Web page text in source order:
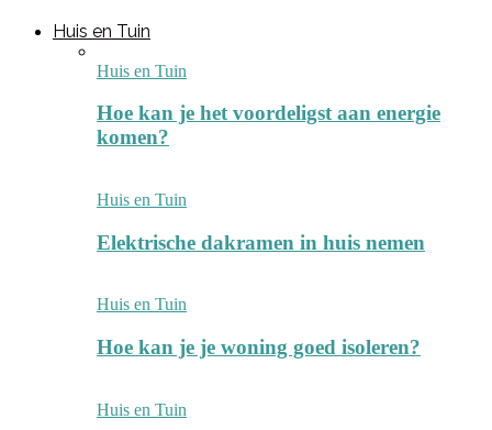
Huis en Tuin
Huis en Tuin
Hoe kan je het voordeligst aan energie
komen?
Huis en Tuin
Elektrische dakramen in huis nemen
Huis en Tuin
Hoe kan je je woning goed isoleren?
Huis en Tuin